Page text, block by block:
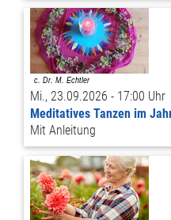
Mi., 23.09.2026 - 17:00 Uhr
Meditatives Tanzen im
Mit Anleitung